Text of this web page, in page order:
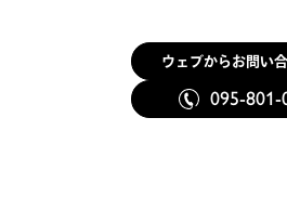
ウェブからお問い
095-801-